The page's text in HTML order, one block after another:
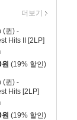
(퀸) -
Hits II [2LP]
원 (19% 할인)
(퀸) -
Hits [2LP]
원 (19% 할인)
더보기